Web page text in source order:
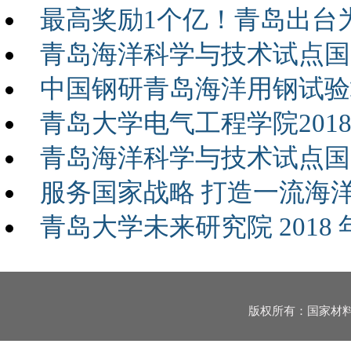
最高奖励1个亿！青岛出台
青岛海洋科学与技术试点
中国钢研青岛海洋用钢试
青岛大学电气工程学院
青岛海洋科学与技术试点
服务国家战略 打造一流
青岛大学未来研究院 2018
版权所有：国家材